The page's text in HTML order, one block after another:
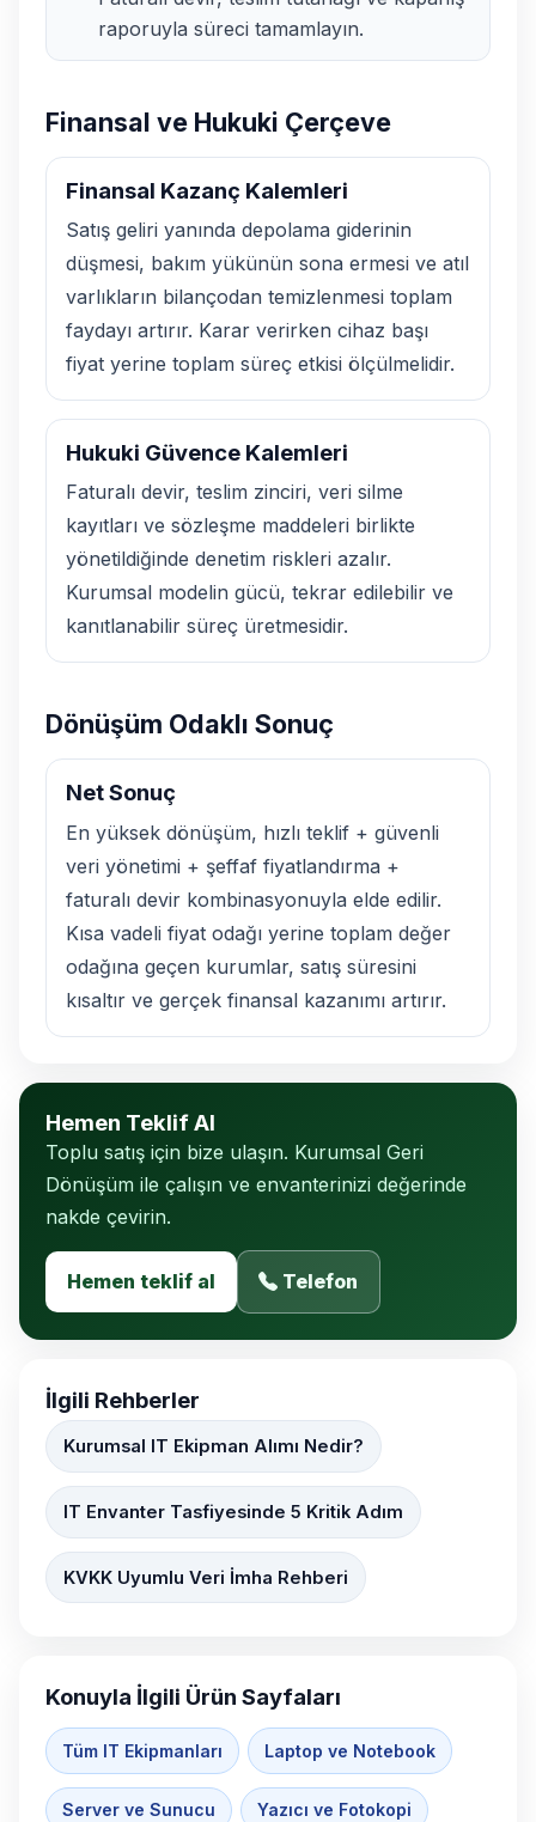
raporuyla süreci tamamlayın.
Finansal ve Hukuki Çerçeve
Finansal Kazanç Kalemleri
Satış geliri yanında depolama giderinin
düşmesi, bakım yükünün sona ermesi ve atıl
varlıkların bilançodan temizlenmesi toplam
faydayı artırır. Karar verirken cihaz başı
fiyat yerine toplam süreç etkisi ölçülmelidir.
Hukuki Güvence Kalemleri
Faturalı devir, teslim zinciri, veri silme
kayıtları ve sözleşme maddeleri birlikte
yönetildiğinde denetim riskleri azalır.
Kurumsal modelin gücü, tekrar edilebilir ve
kanıtlanabilir süreç üretmesidir.
Dönüşüm Odaklı Sonuç
Net Sonuç
En yüksek dönüşüm, hızlı teklif + güvenli
veri yönetimi + şeffaf fiyatlandırma +
faturalı devir kombinasyonuyla elde edilir.
Kısa vadeli fiyat odağı yerine toplam değer
odağına geçen kurumlar, satış süresini
kısaltır ve gerçek finansal kazanımı artırır.
Hemen Teklif Al
Toplu satış için bize ulaşın. Kurumsal Geri
Dönüşüm ile çalışın ve envanterinizi değerinde
nakde çevirin.
Hemen teklif al Telefon
İlgili Rehberler
Kurumsal IT Ekipman Alımı Nedir?
IT Envanter Tasfiyesinde 5 Kritik Adım
KVKK Uyumlu Veri İmha Rehberi
Konuyla İlgili Ürün Sayfaları
Tüm IT Ekipmanları Laptop ve Notebook
Server ve Sunucu Yazıcı ve Fotokopi